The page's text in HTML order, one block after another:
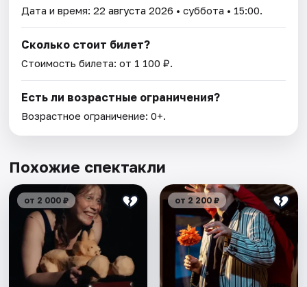
Дата и время:22 августа 2026 • суббота • 15:00.
Сколько стоит билет?
Стоимость билета: от 1 100 ₽.
Есть ли возрастные ограничения?
Возрастное ограничение: 0+.
Похожие спектакли
от 2 000 ₽ от 2 200 ₽